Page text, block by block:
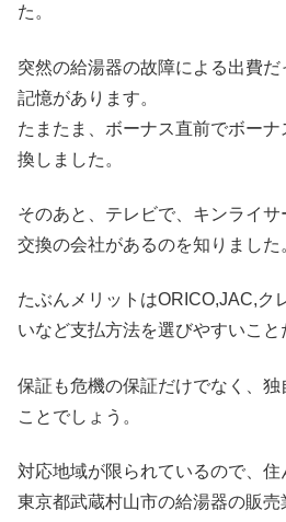
た。
突然の給湯器の故障による出費
記憶があります。
たまたま、ボーナス直前でボー
換しました。
そのあと、テレビで、キンライ
交換の会社があるのを知りました
たぶんメリットはORICO,JAC,ク
いなど支払方法を選びやすいこと
保証も危機の保証だけでなく、
ことでしょう。
対応地域が限られているので、住
東京都武蔵村山市の給湯器の販